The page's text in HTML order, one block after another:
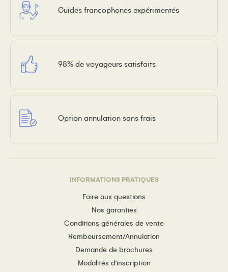
Guides francophones expérimentés
98% de voyageurs satisfaits
Option annulation sans frais
INFORMATIONS PRATIQUES
Foire aux questions
Nos garanties
Conditions générales de vente
Remboursement/Annulation
Demande de brochures
Modalités d’inscription